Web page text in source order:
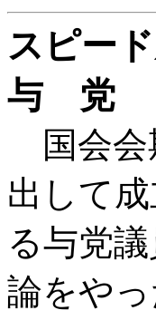
スピー
与 党
国会会
出して
る与党
論をや